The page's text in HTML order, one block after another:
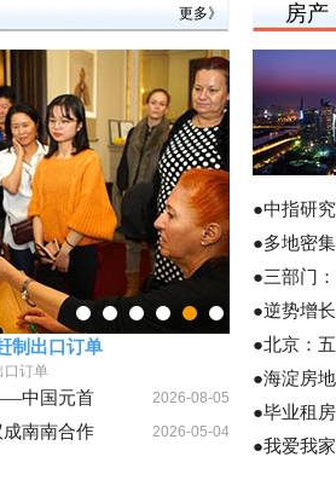
更多》
制出口订单
口订单
中国元首 2026-08-05
南南合作 2026-05-04
房产
●中指研
●多地密
●三部门
●逆势增
●北京：
●海淀房
●毕业租
●我爱我